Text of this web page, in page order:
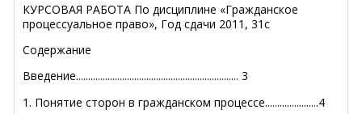
КУРСОВАЯ РАБОТА По дисциплине «Гражданское
процессуальное право», Год сдачи 2011, 31с
Содержание
Введение................................................................... 3
1. Понятие сторон в гражданском процессе......................4